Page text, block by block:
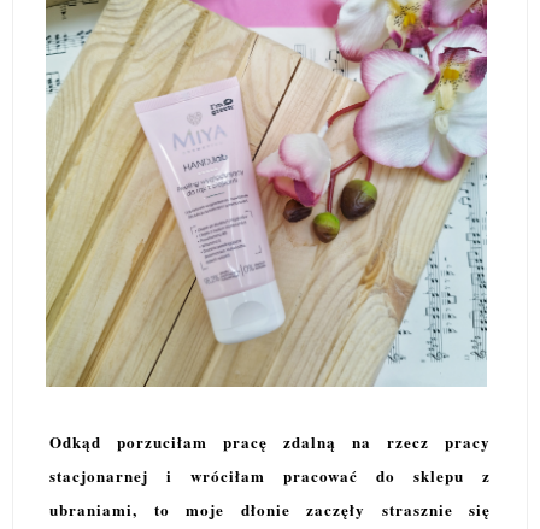
Odkąd porzuciłam pracę zdalną na rzecz pracy
stacjonarnej i wróciłam pracować do sklepu z
ubraniami, to moje dłonie zaczęły strasznie się